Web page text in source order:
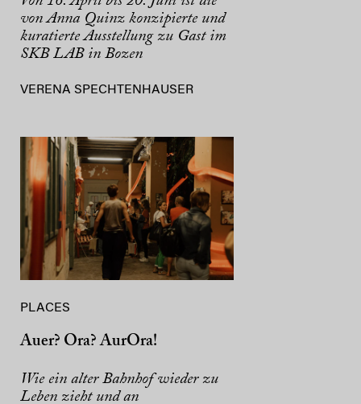
von Anna Quinz konzipierte und
kuratierte Ausstellung zu Gast im
SKB LAB in Bozen
VERENA SPECHTENHAUSER
PLACES
Auer? Ora? AurOra!
Wie ein alter Bahnhof wieder zu
Leben zieht und an